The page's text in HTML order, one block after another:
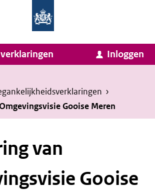
van
Zaken
en
Koninkrijksrelaties
Homepage
van
Invulassistent
Toegankelijkheidsverklaring
Inloggen
›
Gooise Meren
van
Gooise